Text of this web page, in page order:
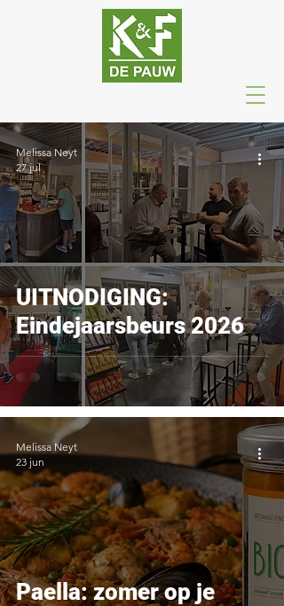
UITNODIGING:
Eindejaarsbeurs 2026
Melissa Neyt
27 jul
Paella: zomer op je
Melissa Neyt
23 jun